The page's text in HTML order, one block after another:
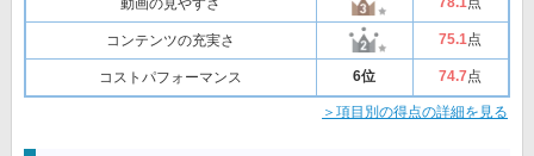
動画の見やすさ
コンテンツの充実さ 75.1点
コストパフォーマンス 6位 74.7点
＞項目別の得点の詳細を見る